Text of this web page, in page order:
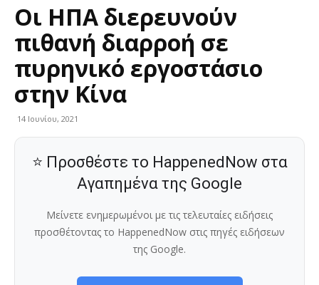
Οι ΗΠΑ διερευνούν
πιθανή διαρροή σε
πυρηνικό εργοστάσιο
στην Κίνα
14 Ιουνίου, 2021
⭐ Προσθέστε το HappenedNow στα
Αγαπημένα της Google
Μείνετε ενημερωμένοι με τις τελευταίες ειδήσεις
προσθέτοντας το HappenedNow στις πηγές ειδήσεων
της Google.